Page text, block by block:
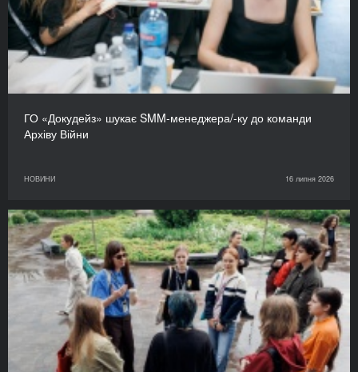
ГО «Докудейз» шукає SMM-менеджера/-ку до команди
Архіву Війни
НОВИНИ 16 липня 2026